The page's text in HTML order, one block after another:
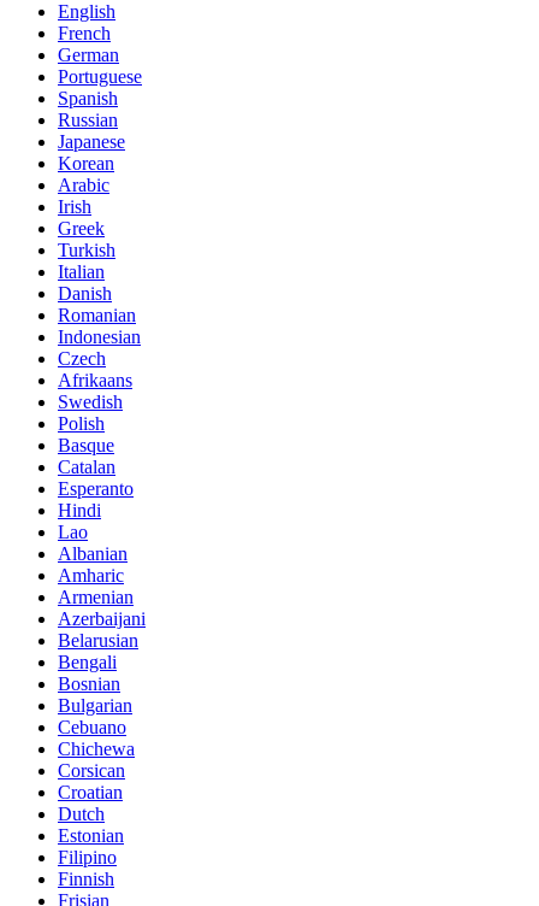
English
French
German
Portuguese
Spanish
Russian
Japanese
Korean
Arabic
Irish
Greek
Turkish
Italian
Danish
Romanian
Indonesian
Czech
Afrikaans
Swedish
Polish
Basque
Catalan
Esperanto
Hindi
Lao
Albanian
Amharic
Armenian
Azerbaijani
Belarusian
Bengali
Bosnian
Bulgarian
Cebuano
Chichewa
Corsican
Croatian
Dutch
Estonian
Filipino
Finnish
Frisian